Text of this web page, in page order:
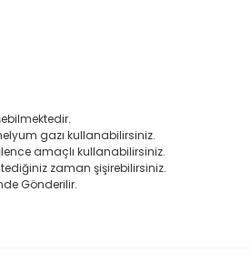
gazı kullanabilirsiniz.
amaçlı kullanabilirsiniz.
zaman şişirebilirsiniz.
Gönderilir.